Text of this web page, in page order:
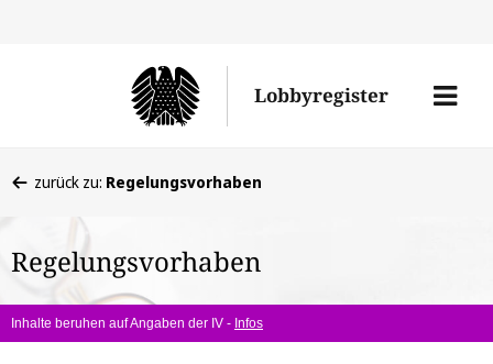
Lobbyregister
Menü
befinden
hier:
zurück zu: Regelungsvorhaben
Regelungsvorhaben
Inhalte beruhen auf Angaben der IV - Infos